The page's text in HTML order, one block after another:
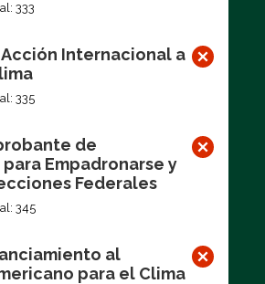
333
Internacional a
335
de
Empadronarse y
Federales
345
al
para el Clima